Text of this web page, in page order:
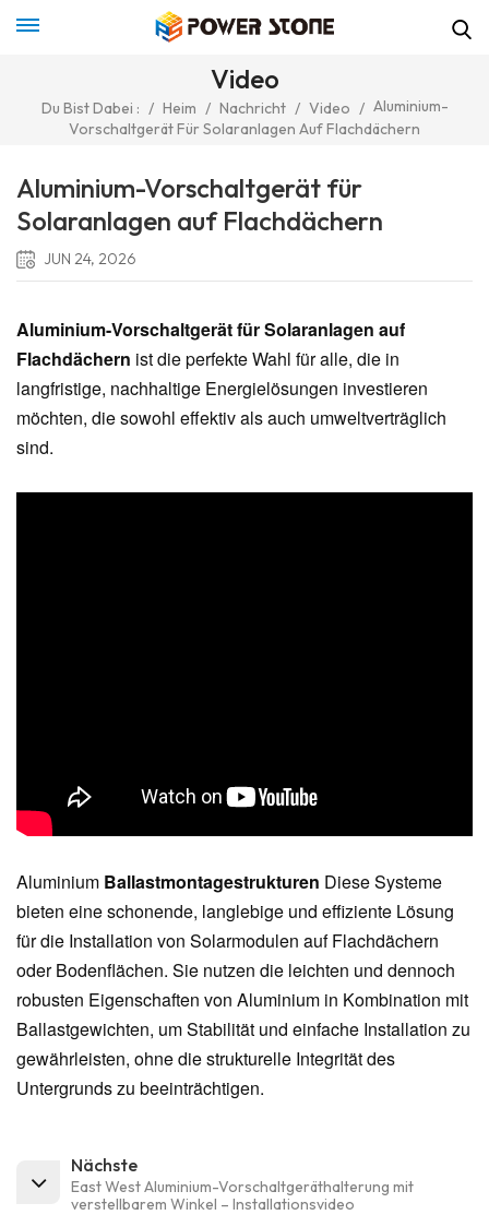
Video
Du Bist Dabei : / Heim / Nachricht / Video / Aluminium-
Vorschaltgerät Für Solaranlagen Auf Flachdächern
Aluminium-Vorschaltgerät für
Solaranlagen auf Flachdächern
JUN 24, 2026
Aluminium-Vorschaltgerät für Solaranlagen auf
Flachdächern ist die perfekte Wahl für alle, die in
langfristige, nachhaltige Energielösungen investieren
möchten, die sowohl effektiv als auch umweltverträglich
sind.
Aluminium Ballastmontagestrukturen Diese Systeme
bieten eine schonende, langlebige und effiziente Lösung
für die Installation von Solarmodulen auf Flachdächern
oder Bodenflächen. Sie nutzen die leichten und dennoch
robusten Eigenschaften von Aluminium in Kombination mit
Ballastgewichten, um Stabilität und einfache Installation zu
gewährleisten, ohne die strukturelle Integrität des
Untergrunds zu beeinträchtigen.
Nächste
East West Aluminium-Vorschaltgeräthalterung mit
verstellbarem Winkel – Installationsvideo